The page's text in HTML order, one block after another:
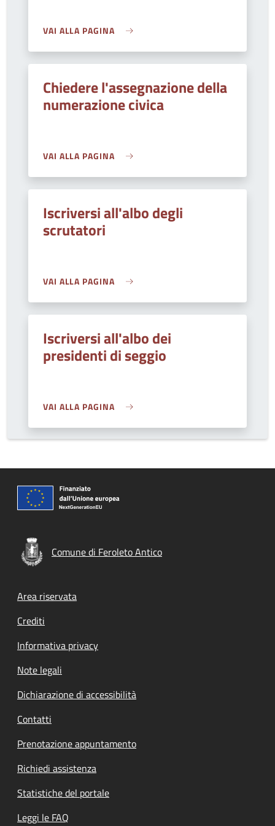
VAI ALLA PAGINA
Chiedere l'assegnazione della
numerazione civica
VAI ALLA PAGINA
Iscriversi all'albo degli
scrutatori
VAI ALLA PAGINA
Iscriversi all'albo dei
presidenti di seggio
VAI ALLA PAGINA
Comune di Feroleto Antico
Footer menu
Area riservata
Crediti
Informativa privacy
Note legali
Dichiarazione di accessibilità
Contatti
Prenotazione appuntamento
Richiedi assistenza
Statistiche del portale
Leggi le FAQ